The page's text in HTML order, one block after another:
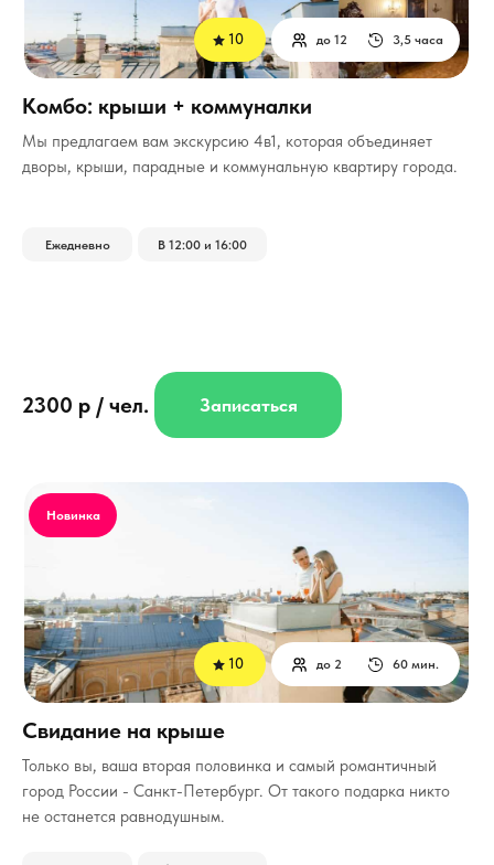
Мы предлагаем вам экскурсию 4в1, которая объединяет
дворы, крыши, парадные и коммунальную квартиру города.
2300 р / чел.
3,5 часа
до 12
Ежедневно В 12:00 и 16:00
Записаться
Комбо: крыши + коммуналки
10
Только вы, ваша вторая половинка и самый романтичный
город России - Санкт-Петербург. От такого подарка никто
не останется равнодушным.
60 мин.
до 2
Новинка
Свидание на крыше
10